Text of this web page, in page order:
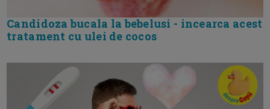
Candidoza bucala la bebelusi - incearca acest
tratament cu ulei de cocos